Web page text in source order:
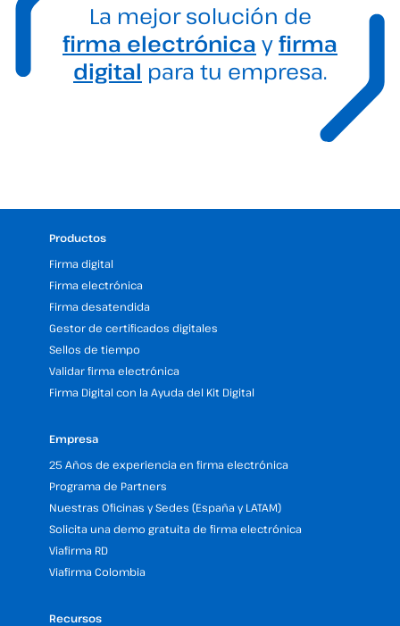
La mejor solución de
firma electrónica yfirma
digital para tu empresa.
Productos
Firma digital
Firma electrónica
Firma desatendida
Gestor de certificados digitales
Sellos de tiempo
Validar firma electrónica
Firma Digital con la Ayuda del Kit Digital
Empresa
25 Años de experiencia en firma electrónica
Programa de Partners
Nuestras Oficinas y Sedes (España y LATAM)
Solicita una demo gratuita de firma electrónica
Viafirma RD
Viafirma Colombia
Recursos